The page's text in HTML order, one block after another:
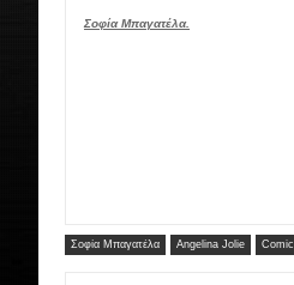
Σοφία Μπαγατέλα.
Σοφία Μπαγατέλα Angelina Jolie Comic